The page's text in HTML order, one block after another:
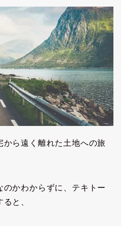
ら遠く離れた土地への旅
のかわからずに、テキトー
と、